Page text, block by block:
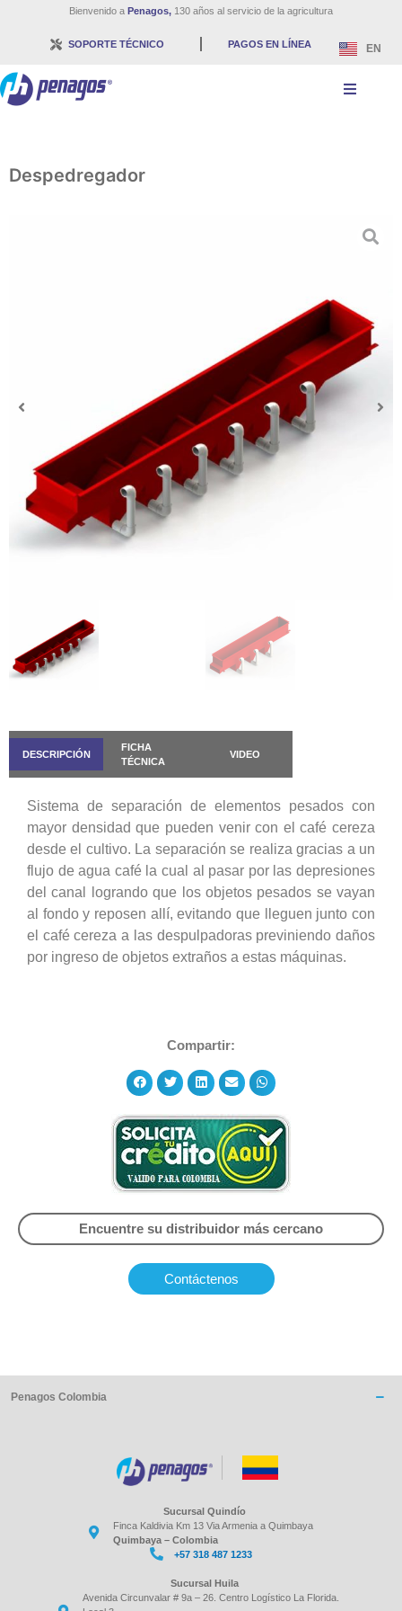
Bienvenido a Penagos, 130 años al servicio de la agricultura
SOPORTE TÉCNICO PAGOS EN LÍNEA EN
Despedregador
DESCRIPCIÓN
FICHA
TÉCNICA
VIDEO
Sistema de separación de elementos pesados con
mayor densidad que pueden venir con el café cereza
desde el cultivo. La separación se realiza gracias a un
flujo de agua café la cual al pasar por las depresiones
del canal logrando que los objetos pesados se vayan
al fondo y reposen allí, evitando que lleguen junto con
el café cereza a las despulpadoras previniendo daños
por ingreso de objetos extraños a estas máquinas.
Compartir:
Encuentre su distribuidor más cercano
Contáctenos
Penagos Colombia
Sucursal Quindío
Finca Kaldivia Km 13 Via Armenia a Quimbaya
Quimbaya – Colombia
+57 318 487 1233
Sucursal Huila
Avenida Circunvalar # 9a – 26. Centro Logístico La Florida.